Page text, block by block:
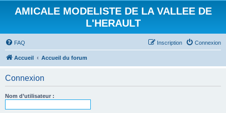
AMICALE MODELISTE DE LA VALLEE DE
L'HERAULT
FAQ Connexion
Inscription
Accueil Accueil du forum
Connexion
Nom d’utilisateur :